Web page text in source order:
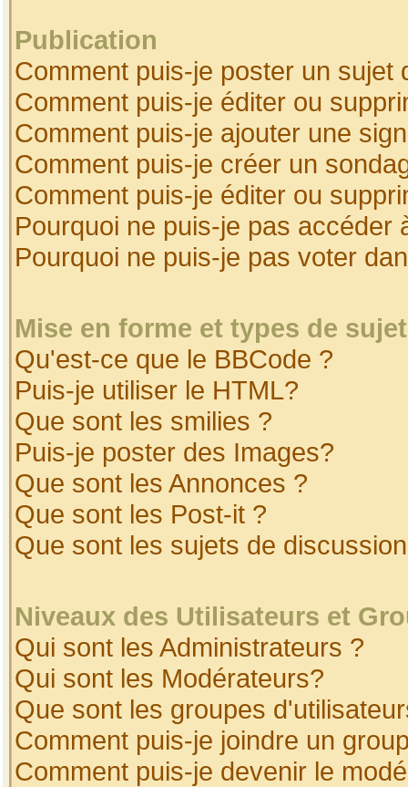
Publication
Comment puis-je poster un sujet
Comment puis-je éditer ou
Comment puis-je ajouter une
Comment puis-je créer un
Comment puis-je éditer ou
Pourquoi ne puis-je pas accéder
Pourquoi ne puis-je pas voter
Mise en forme et types de
Qu'est-ce que le BBCode ?
Puis-je utiliser le HTML?
Que sont les smilies ?
Puis-je poster des Images?
Que sont les Annonces ?
Que sont les Post-it ?
Que sont les sujets de
Niveaux des Utilisateurs et
Qui sont les Administrateurs ?
Qui sont les Modérateurs?
Que sont les groupes
Comment puis-je joindre un
Comment puis-je devenir le